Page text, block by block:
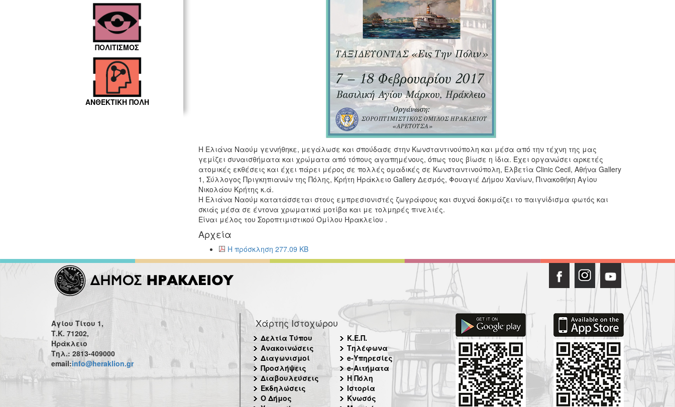
ΠΟΛΙΤΙΣΜΟΣ
ΑΝΘΕΚΤΙΚΗ ΠΟΛΗ
Η Ελιάνα Ναούμ γεννήθηκε, μεγάλωσε και σπούδασε στην Κωνσταντινούπολη και μέσα από την τέχνη της μας
γεμίζει συναισθήματα και χρώματα από τόπους αγαπημένους, όπως τους βίωσε η ίδια. Έχει οργανώσει αρκετές
ατομικές εκθέσεις και έχει πάρει μέρος σε πολλές ομαδικές σε Κωνσταντινούπολη, Ελβετία Clinic Cecil, Αθήνα Gallery
1, Σύλλογος Πριγκηπιανών της Πόλης, Κρήτη Ηράκλειο Gallery Δεσμός, Φουαγιέ Δήμου Χανίων, Πινακοθήκη Αγίου
Νικολάου Κρήτης κ.ά.
Η Ελιάνα Ναούμ κατατάσσεται στους εμπρεσιονιστές ζωγράφους και συχνά δοκιμάζει το παιγνίδισμα φωτός και
σκιάς μέσα σε έντονα χρωματικά μοτίβα και με τολμηρές πινελιές.
Είναι μέλος του Σοροπτιμιστικού Ομίλου Ηρακλείου .
Αρχεία
Η πρόσκληση 277.09 KB
Αγίου Τίτου 1,
Τ.Κ. 71202,
Ηράκλειο
Τηλ.: 2813-409000
email:info@heraklion.gr
Χάρτης Ιστοχώρου
Δελτία Τύπου
Ανακοινώσεις
Διαγωνισμοί
Προσλήψεις
Διαβουλεύσεις
Εκδηλώσεις
Ο Δήμος
Κ.Ε.Π.
Τηλέφωνα
e-Υπηρεσίες
e-Αιτήματα
Η Πόλη
Ιστορία
Κνωσός